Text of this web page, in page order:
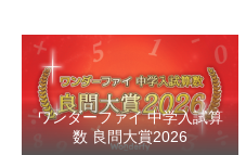
ワンダーファイ 中学入試算
数 良問大賞2026